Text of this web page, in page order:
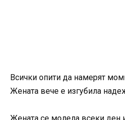
Всички опити да намерят
Жената вече е изгубила